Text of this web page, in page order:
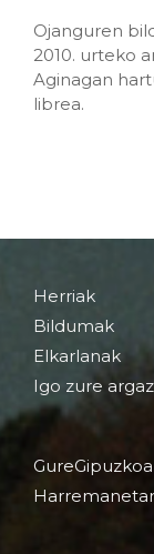
Ojanguren
2010. urteko
Aginagan
librea.
Herriak
Bildumak
Elkarlanak
Igo zure